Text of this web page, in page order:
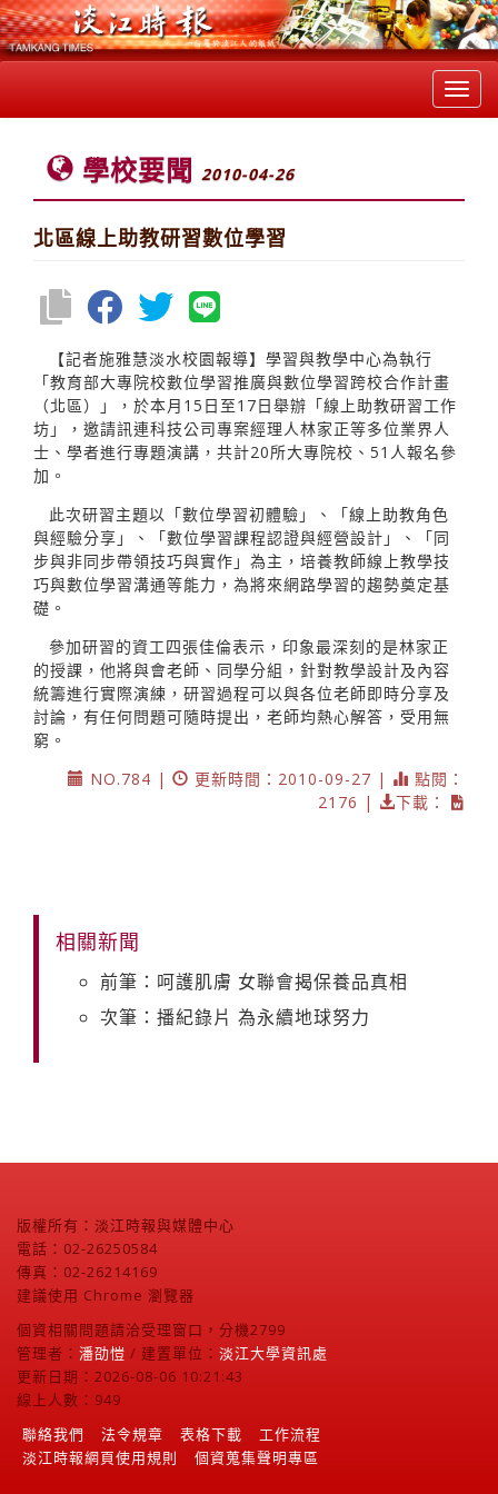
學校要聞 2010-04-26
北區線上助教研習數位學習
【記者施雅慧淡水校園報導】學習與教學中心為執行
「教育部大專院校數位學習推廣與數位學習跨校合作計畫
（北區）」，於本月15日至17日舉辦「線上助教研習工作
坊」，邀請訊連科技公司專案經理人林家正等多位業界人
士、學者進行專題演講，共計20所大專院校、51人報名參
加。
此次研習主題以「數位學習初體驗」、「線上助教角色
與經驗分享」、「數位學習課程認證與經營設計」、「同
步與非同步帶領技巧與實作」為主，培養教師線上教學技
巧與數位學習溝通等能力，為將來網路學習的趨勢奠定基
礎。
參加研習的資工四張佳倫表示，印象最深刻的是林家正
的授課，他將與會老師、同學分組，針對教學設計及內容
統籌進行實際演練，研習過程可以與各位老師即時分享及
討論，有任何問題可隨時提出，老師均熱心解答，受用無
窮。
NO.784 |
更新時間：2010-09-27 |
點閱：
2176 |
下載：
相關新聞
前筆：呵護肌膚 女聯會揭保養品真相
次筆：播紀錄片 為永續地球努力
版權所有：淡江時報與媒體中心
電話：02-26250584
傳真：02-26214169
建議使用 Chrome 瀏覽器
個資相關問題請洽受理窗口，分機2799
管理者： 潘劭愷 / 建置單位： 淡江大學資訊處
更新日期：2026-08-06 10:21:43
線上人數：949
聯絡我們
法令規章 表格下載
工作流程
淡江時報網頁使用規則
個資蒐集聲明專區